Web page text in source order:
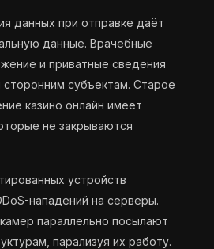
данных при отправке даёт
данные. Врачебные
и приватные сведения
субъектам. Старое
казино онлайн имеет
не закрываются
устройств
нападений на серверы.
параллельно посылают
парализуя их работу.